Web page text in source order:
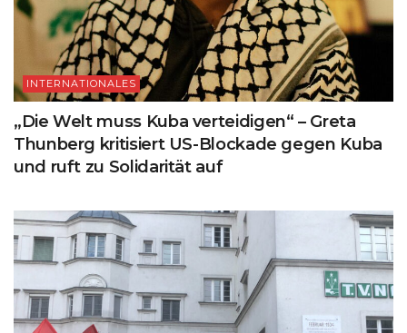
INTERNATIONALES
„Die Welt muss Kuba verteidigen“ – Greta
Thunberg kritisiert US-Blockade gegen Kuba
und ruft zu Solidarität auf